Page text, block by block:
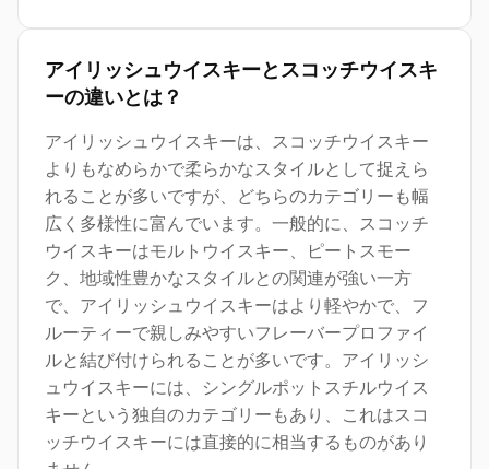
アイリッシュウイスキーとスコッチウイスキ
ーの違いとは？
アイリッシュウイスキーは、スコッチウイスキー
よりもなめらかで柔らかなスタイルとして捉えら
れることが多いですが、どちらのカテゴリーも幅
広く多様性に富んでいます。一般的に、スコッチ
ウイスキーはモルトウイスキー、ピートスモー
ク、地域性豊かなスタイルとの関連が強い一方
で、アイリッシュウイスキーはより軽やかで、フ
ルーティーで親しみやすいフレーバープロファイ
ルと結び付けられることが多いです。アイリッシ
ュウイスキーには、シングルポットスチルウイス
キーという独自のカテゴリーもあり、これはスコ
ッチウイスキーには直接的に相当するものがあり